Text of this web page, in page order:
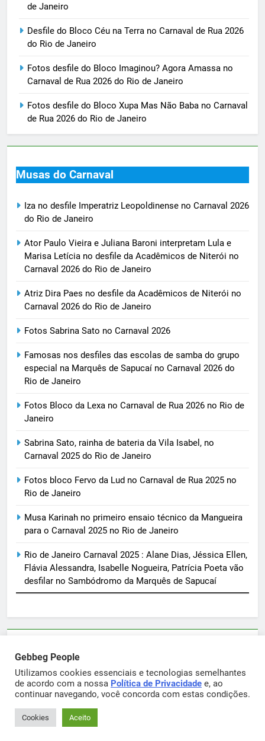
de Janeiro
Desfile do Bloco Céu na Terra no Carnaval de Rua 2026
do Rio de Janeiro
Fotos desfile do Bloco Imaginou? Agora Amassa no
Carnaval de Rua 2026 do Rio de Janeiro
Fotos desfile do Bloco Xupa Mas Não Baba no Carnaval
de Rua 2026 do Rio de Janeiro
Musas do Carnaval
Iza no desfile Imperatriz Leopoldinense no Carnaval 2026
do Rio de Janeiro
Ator Paulo Vieira e Juliana Baroni interpretam Lula e
Marisa Letícia no desfile da Acadêmicos de Niterói no
Carnaval 2026 do Rio de Janeiro
Atriz Dira Paes no desfile da Acadêmicos de Niterói no
Carnaval 2026 do Rio de Janeiro
Fotos Sabrina Sato no Carnaval 2026
Famosas nos desfiles das escolas de samba do grupo
especial na Marquês de Sapucaí no Carnaval 2026 do
Rio de Janeiro
Fotos Bloco da Lexa no Carnaval de Rua 2026 no Rio de
Janeiro
Sabrina Sato, rainha de bateria da Vila Isabel, no
Carnaval 2025 do Rio de Janeiro
Fotos bloco Fervo da Lud no Carnaval de Rua 2025 no
Rio de Janeiro
Musa Karinah no primeiro ensaio técnico da Mangueira
para o Carnaval 2025 no Rio de Janeiro
Rio de Janeiro Carnaval 2025 : Alane Dias, Jéssica Ellen,
Flávia Alessandra, Isabelle Nogueira, Patrícia Poeta vão
desfilar no Sambódromo da Marquês de Sapucaí
sortimentos@yahoo.com.br
Gebbeg Powered ByBlazeThemes.
Gebbeg People
Utilizamos cookies essenciais e tecnologias semelhantes
de acordo com a nossa Política de Privacidade e, ao
continuar navegando, você concorda com estas condições.
Cookies Aceito